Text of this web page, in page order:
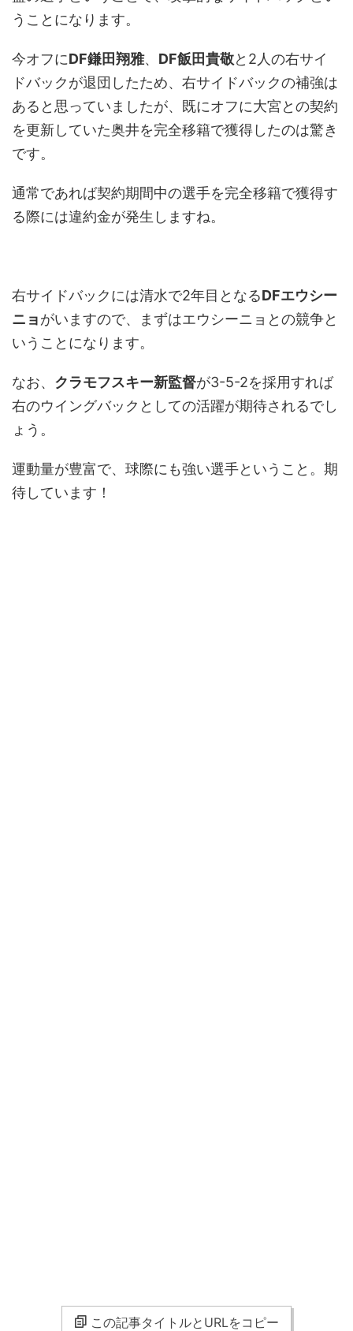
うことになります。
今オフにDF鎌田翔雅、 DF飯田貴敬と2人の右サイ
ドバックが退団したため、右サイドバックの補強は
あると思っていましたが、既にオフに大宮との契約
を更新していた奥井を完全移籍で獲得したのは驚き
です。
通常であれば契約期間中の選手を完全移籍で獲得す
る際には違約金が発生しますね。
右サイドバックには清水で2年目となるDFエウシー
ニョがいますので、まずはエウシーニョとの競争と
いうことになります。
なお、 クラモフスキー新監督が3-5-2を採用すれば
右のウイングバックとしての活躍が期待されるでし
ょう。
運動量が豊富で、球際にも強い選手ということ。期
待しています！
この記事タイトルとURLをコピー